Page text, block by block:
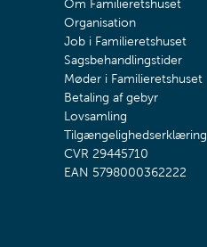
Om Familieretshuset
Organisation
Job i Familieretshuset
Sagsbehandlingstider
Møder i Familieretshuset
Betaling af gebyr
Lovsamling
Tilgængelighedserklæring
CVR 29445710
EAN 5798000362222